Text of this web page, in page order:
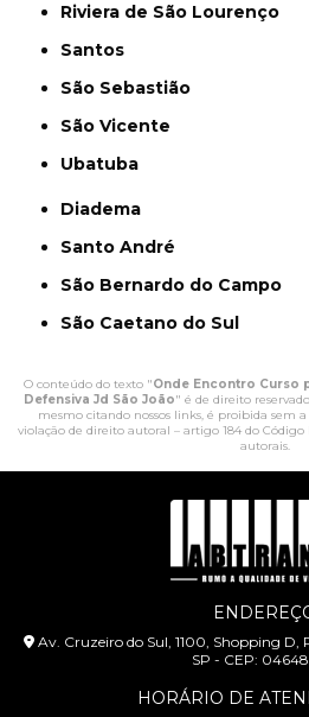
Riviera de São Lourenço
Santos
São Sebastião
São Vicente
Ubatuba
Diadema
Santo André
São Bernardo do Campo
São Caetano do Sul
O conteúdo do texto "Onde Encontro Curso
Defensiva Jd São João" é de direito
mesmo citando nossos links, é proibida sem
violação de direito autoral – artigo 184 do Código
autorais.
Av. Cruzeiro do Sul, 1100, Shopping D,
SP - CEP:
HORÁRIO DE